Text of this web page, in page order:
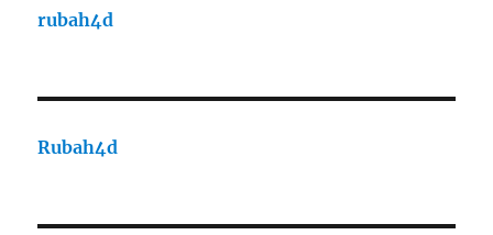
rubah4d
Rubah4d